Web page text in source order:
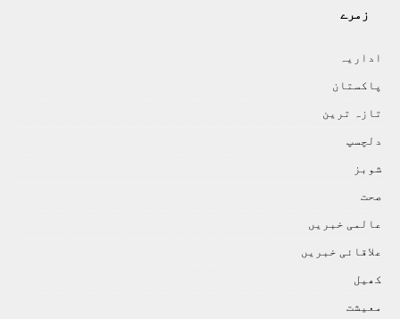
زمرے
اداريہ
پاکستان
تازہ ترين
دلچسپ
شوبز
صحت
عالمی خبريں
علاقائی خبريں
کھيل
معيشت